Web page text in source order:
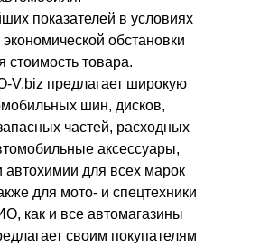
показателей в условиях
обстановки
стоимость товара.
V.biz предлагает широкую
шин, дисков,
частей, расходных
аксессуары,
автохимии для всех марок
для мото- и спецтехники
как и все автомагазины
своим покупателям